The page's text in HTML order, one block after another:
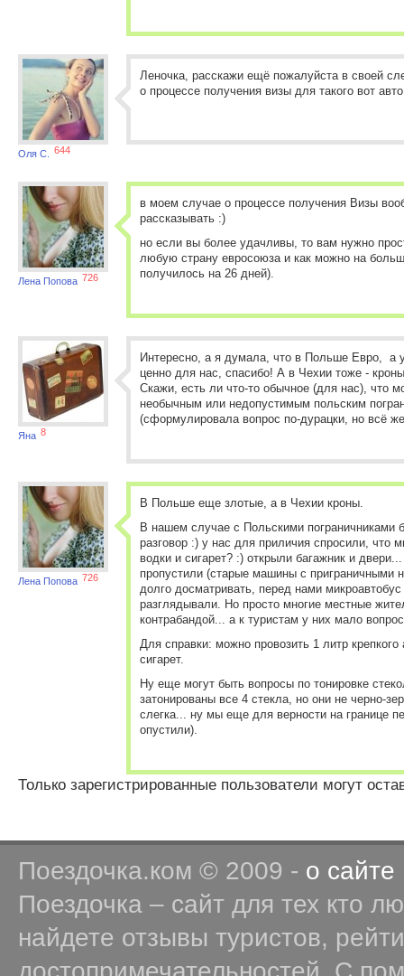
Оля С. 644
Леночка, расскажи ещё пожалуйста в своей
о процессе получения визы для такого вот
Лена Попова 726
в моем случае о процессе получения Визы
рассказывать :)
но если вы более удачливы, то вам нужно
любую страну евросоюза и как можно на
получилось на 26 дней).
Яна 8
Интересно, а я думала, что в Польше Евро, а
ценно для нас, спасибо! А в Чехии тоже -
Скажи, есть ли что-то обычное (для нас), что
необычным или недопустимым польским
(сформулировала вопрос по-дурацки, но всё
Лена Попова 726
В Польше еще злотые, а в Чехии кроны.
В нашем случае с Польскими пограничниками
разговор :) у нас для приличия спросили, что
водки и сигарет? :) открыли багажник и
пропустили (старые машины с приграничными
долго досматривать, перед нами
разглядывали. Но просто многие местные
контрабандой... а к туристам у них мало
Для справки: можно провозить 1 литр крепкого
сигарет.
Ну еще могут быть вопросы по тонировке
затонированы все 4 стекла, но они не черно-
слегка... ну мы еще для верности на границе
опустили).
Только зарегистрированные пользователи могут
Поездочка.ком © 2009 - о сайте
Поездочка – сайт для тех кто
найдете отзывы туристов,